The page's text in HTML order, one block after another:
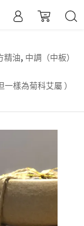
精油, 中調（中板）
樣為菊科艾屬 ）